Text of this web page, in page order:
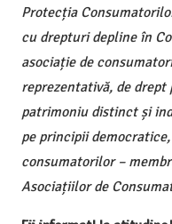
Protecția
cu drepturi depline în
asociație de
reprezentativă, de
patrimoniu distinct și
pe principii
consumatorilor –
Asociațiilor de